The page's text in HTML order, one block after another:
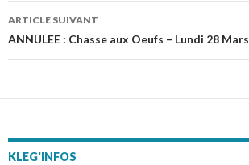
des
articles
ARTICLE SUIVANT
ANNULEE : Chasse aux Oeufs – Lundi 28 Mars
KLEG'INFOS